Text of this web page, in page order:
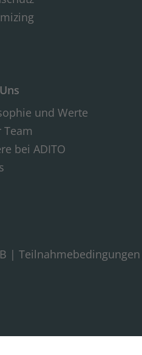
und Werte
Team
bei ADITO
| Teilnahmebedingungen